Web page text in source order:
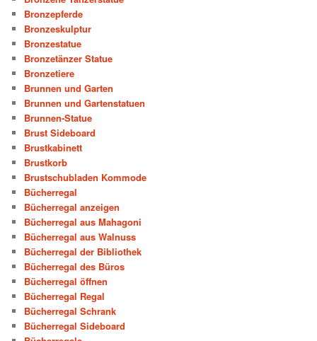
Bronzepferde
Bronzeskulptur
Bronzestatue
Bronzetänzer Statue
Bronzetiere
Brunnen und Garten
Brunnen und Gartenstatuen
Brunnen-Statue
Brust Sideboard
Brustkabinett
Brustkorb
Brustschubladen Kommode
Bücherregal
Bücherregal anzeigen
Bücherregal aus Mahagoni
Bücherregal aus Walnuss
Bücherregal der Bibliothek
Bücherregal des Büros
Bücherregal öffnen
Bücherregal Regal
Bücherregal Schrank
Bücherregal Sideboard